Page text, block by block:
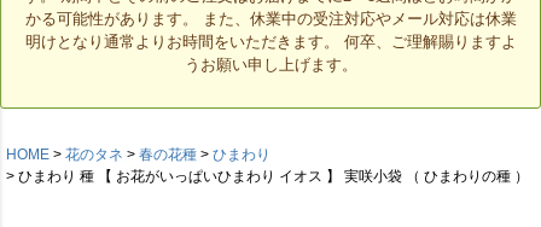
かる可能性があります。 また、休業中の受注対応やメール対応は休業
明けとなり通常よりお時間をいただきます。 何卒、ご理解賜りますよ
うお願い申し上げます。
HOME 花のタネ 春の花種
ひまわり
ひまわり 種 【 お花がいっぱいひまわり イオス 】 実咲小袋 （ ひまわりの種 ）